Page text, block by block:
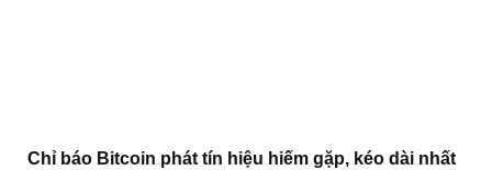
Chỉ báo Bitcoin phát tín hiệu hiếm gặp, kéo dài nhất